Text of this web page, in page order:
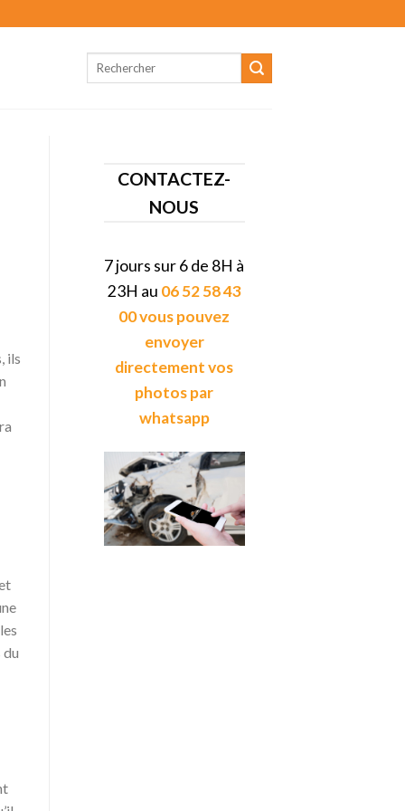
ils
du
CONTACTEZ-
NOUS
7 jours sur 6 de 8H à
23H au 06 52 58 43
00 vous pouvez
envoyer
directement vos
photos par
whatsapp